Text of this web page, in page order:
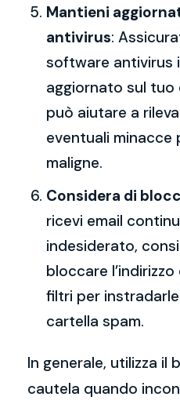
Mantieni
antivirus:
software antivirus
aggiornato sul
può aiutare a
eventuali minacce
maligne.
Considera di
ricevi email
indesiderato,
bloccare
filtri per
cartella spam.
In generale, utilizza il
cautela quando